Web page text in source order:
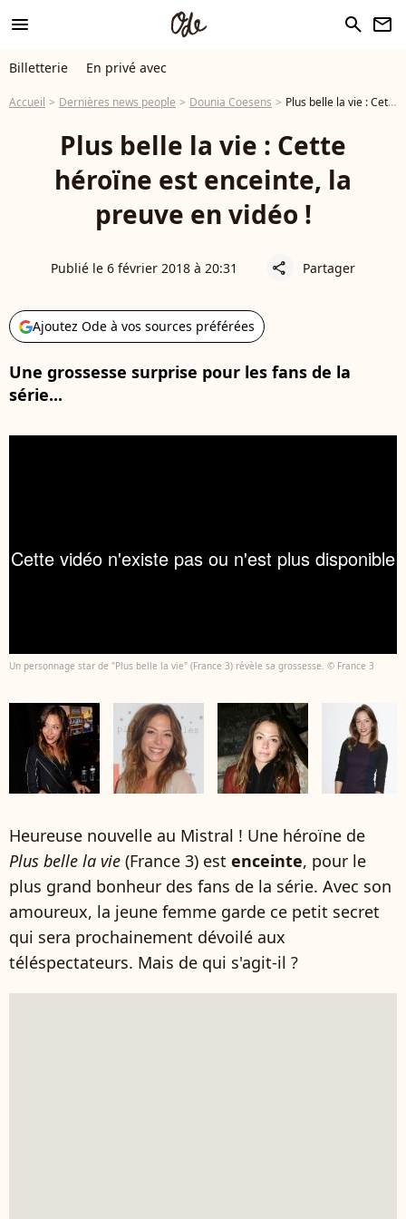
menu search newsletter
Billetterie En privé avec
Accueil Dernières news people Dounia Coesens Plus belle la vie : Cette héroïne est enceinte, la preuve en vidéo !
Plus belle la vie : Cette
héroïne est enceinte, la
preuve en vidéo !
Publié le 6 février 2018 à 20:31 share Partager
Ajoutez Ode à vos sources préférées
Une grossesse surprise pour les fans de la
série...
Un personnage star de "Plus belle la vie" (France 3) révèle sa grossesse. © France 3
Heureuse nouvelle au Mistral ! Une héroïne de
Plus belle la vie (France 3) est enceinte, pour le
plus grand bonheur des fans de la série. Avec son
amoureux, la jeune femme garde ce petit secret
qui sera prochainement dévoilé aux
téléspectateurs. Mais de qui s'agit-il ?